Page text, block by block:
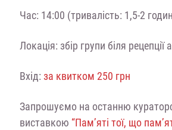
Час: 14:00 (тривалість: 1,5-2
Локація: збір групи біля рецепції
Вхід: за квитком 250 грн
Запрошуємо на останню
виставкою “Пам’яті тої, що